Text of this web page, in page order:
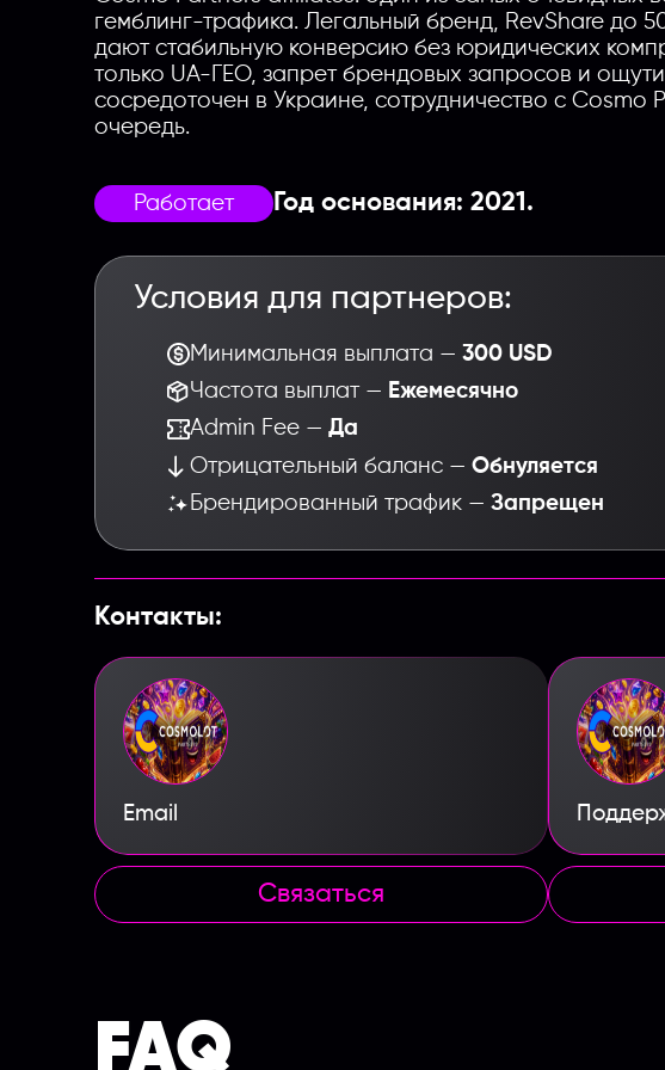
Введите
гемблинг-трафика. Легальный бренд, RevShare до
дают стабильную конверсию без юридических
только UA-ГЕО, запрет брендовых запросов и
сосредоточен в Украине, сотрудничество с Cosmo
очередь.
Работает Год основания: 2021.
Условия для партнеров:
Минимальная выплата — 300 USD
Частота выплат — Ежемесячно
Admin Fee — Да
Отрицательный баланс — Обнуляется
Брендированный трафик — Запрещен
Контакты:
Email
Связаться
FAQ